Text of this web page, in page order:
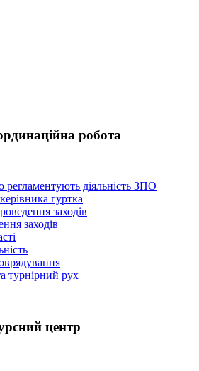
робота
діяльність ЗПО
гуртка
заходів
заходів
турнірний рух
центр